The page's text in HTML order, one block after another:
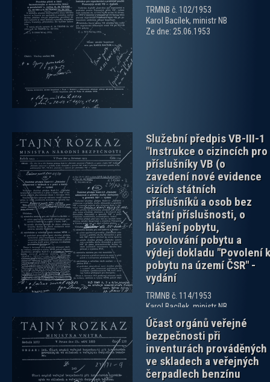
TRMNB č. 102/1953
Karol Bacílek, ministr NB
Ze dne: 25.06.1953
Služební předpis VB-III-1
"Instrukce o cizincích pro
příslušníky VB (o
zavedení nové evidence
cizích státních
příslušníků a osob bez
státní příslušnosti, o
hlášení pobytu,
povolování pobytu a
výdeji dokladu "Povolení k
pobytu na území ČSR" -
vydání
TRMNB č. 114/1953
Karol Bacílek, ministr NB
Ze dne: 04.07.1953
zobrazit PDF dokument
Účast orgánů veřejné
bezpečnosti při
inventurách prováděných
ve skladech a veřejných
čerpadlech benzínu
zobrazit PDF dokument